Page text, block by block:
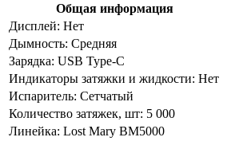
Общая информация
Дисплей: Нет
Дымность: Средняя
Зарядка: USB Type-C
Индикаторы затяжки и жидкости: Нет
Испаритель: Сетчатый
Количество затяжек, шт: 5 000
Линейка: Lost Mary BM5000